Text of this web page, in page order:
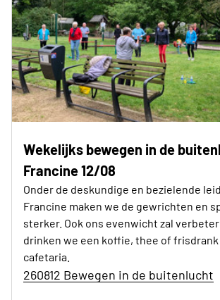
Wekelijks bewegen in de
Francine 12/08
Onder de deskundige en bezielende
Francine maken we de gewrichten en
sterker. Ook ons evenwicht zal
drinken we een koffie, thee of frisdrank
cafetaria.
260812 Bewegen in de buitenlucht